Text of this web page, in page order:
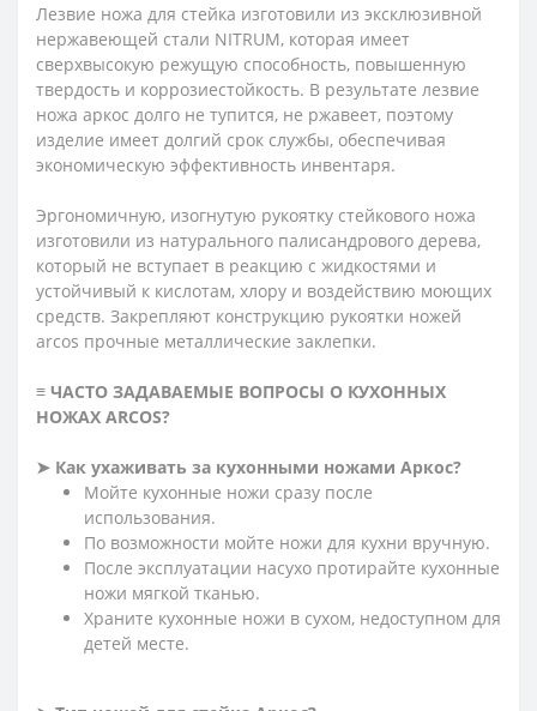
Лезвие ножа для стейка изготовили из эксклюзивной
нержавеющей стали NITRUM, которая имеет
сверхвысокую режущую способность, повышенную
твердость и коррозиестойкость. В результате лезвие
ножа аркос долго не тупится, не ржавеет, поэтому
изделие имеет долгий срок службы, обеспечивая
экономическую эффективность инвентаря.
Эргономичную, изогнутую рукоятку стейкового ножа
изготовили из натурального палисандрового дерева,
который не вступает в реакцию с жидкостями и
устойчивый к кислотам, хлору и воздействию моющих
средств. Закрепляют конструкцию рукоятки ножей
arcos прочные металлические заклепки.
≡ ЧАСТО ЗАДАВАЕМЫЕ ВОПРОСЫ О КУХОННЫХ
НОЖАХ ARCOS?
➤ Как ухаживать за кухонными ножами Аркос?
Мойте кухонные ножи сразу после
использования.
По возможности мойте ножи для кухни вручную.
После эксплуатации насухо протирайте кухонные
ножи мягкой тканью.
Храните кухонные ножи в сухом, недоступном для
детей месте.